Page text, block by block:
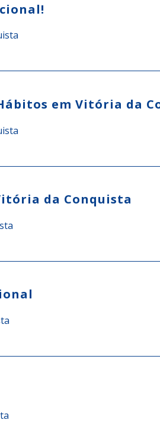
em Vitória da
da Conquista